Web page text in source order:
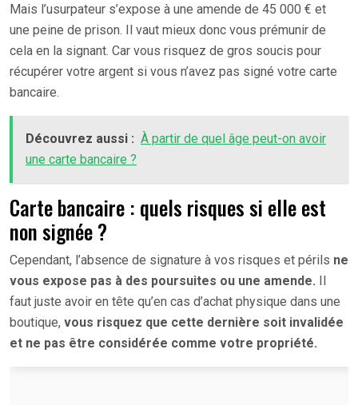
Mais l’usurpateur s’expose à une amende de 45 000 € et
une peine de prison. Il vaut mieux donc vous prémunir de
cela en la signant. Car vous risquez de gros soucis pour
récupérer votre argent si vous n’avez pas signé votre carte
bancaire.
Découvrez aussi : À partir de quel âge peut-on avoir
une carte bancaire ?
Carte bancaire : quels risques si elle est
non signée ?
Cependant, l’absence de signature à vos risques et périls ne
vous expose pas à des poursuites ou une amende. Il
faut juste avoir en tête qu’en cas d’achat physique dans une
boutique, vous risquez que cette dernière soit invalidée
et ne pas être considérée comme votre propriété.